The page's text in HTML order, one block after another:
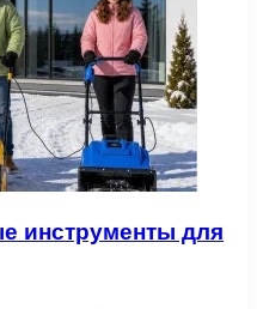
инструменты для